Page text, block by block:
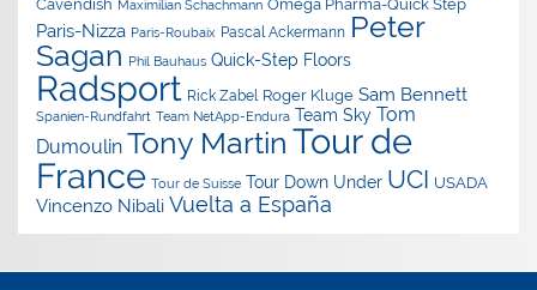
Cavendish Maximilian Schachmann Omega Pharma-Quick Step
Paris-Nizza Paris-Roubaix Pascal Ackermann Peter
Sagan Phil Bauhaus Quick-Step Floors
Radsport Rick Zabel Roger Kluge Sam Bennett
Spanien-Rundfahrt Team NetApp-Endura Team Sky Tom
Dumoulin Tony Martin Tour de
France Tour de Suisse Tour Down Under UCI USADA
Vincenzo Nibali Vuelta a España